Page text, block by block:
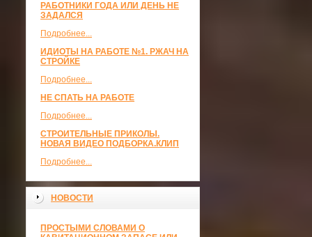
РАБОТНИКИ ГОДА ИЛИ ДЕНЬ НЕ
ЗАДАЛСЯ
Подробнее...
ИДИОТЫ НА РАБОТЕ №1. РЖАЧ НА
СТРОЙКЕ
Подробнее...
НЕ СПАТЬ НА РАБОТЕ
Подробнее...
СТРОИТЕЛЬНЫЕ ПРИКОЛЫ.
НОВАЯ ВИДЕО ПОДБОРКА.КЛИП
Подробнее...
НОВОСТИ
ПРОСТЫМИ СЛОВАМИ О